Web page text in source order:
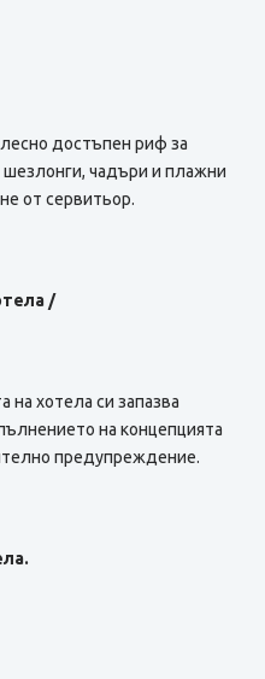
достъпен риф за
чадъри и плажни
от сервитьор.
/
на хотела си запазва
на концепцията
предупреждение.